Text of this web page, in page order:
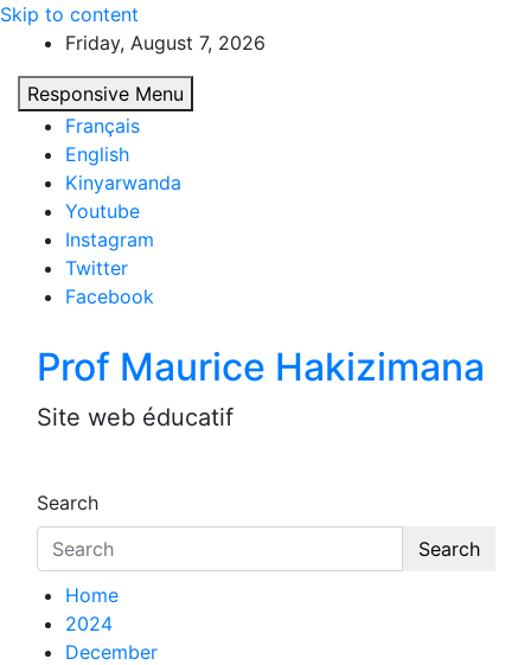
Skip to content
Friday, August 7, 2026
Responsive Menu
Français
English
Kinyarwanda
Youtube
Instagram
Twitter
Facebook
Prof Maurice Hakizimana
Site web éducatif
Search
Search
Home
2024
December